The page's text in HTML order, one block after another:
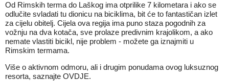
Od Rimskih terma do Laškog ima otprilike 7 kilometara i ako se
odlučite svladati tu dionicu na biciklima, bit će to fantastičan izlet
za cijelu obitelj. Cijela ova regija ima puno staza pogodnih za
vožnju na dva kotača, sve prolaze predivnim krajolikom, a ako
nemate vlastiti bicikl, nije problem - možete ga iznajmiti u
Rimskim termama.
Više o aktivnom odmoru, ali i drugim ponudama ovog luksuznog
resorta, saznajte OVDJE.